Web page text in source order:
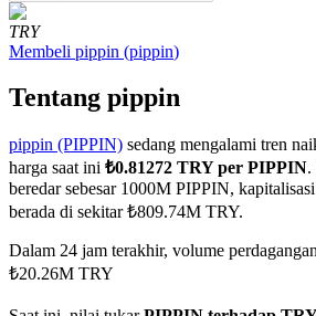
COIN-M Berjangka
Mata Uang Kripto Berjangka
TradFi
TRY
Membeli pippin (pippin)
Tentang pippin
pippin (PIPPIN) sedang mengalami tren
harga saat ini ₺0.81272 TRY per PIPPIN.
beredar sebesar 1000M PIPPIN,
berada di sekitar ₺809.74M TRY.
Dalam 24 jam terakhir, volume
₺20.26M TRY